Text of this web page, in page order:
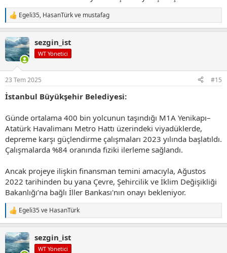
T
e
k
i
l
:
Egeli35, HasanTürkve mustafag
sezgin_ist
WT Yönetici
23 Tem 2025 #15
İstanbul Büyükşehir Belediyesi:
Günde ortalama 400 bin yolcunun taşındığı M1A Yenikapı–
Atatürk Havalimanı Metro Hattı üzerindeki viyadüklerde,
depreme karşı güçlendirme çalışmaları 2023 yılında başlatıldı.
Çalışmalarda %84 oranında fiziki ilerleme sağlandı.
Ancak projeye ilişkin finansman temini amacıyla, Ağustos
2022 tarihinden bu yana Çevre, Şehircilik ve İklim Değişikliği
Bakanlığı’na bağlı İller Bankası'nın onayı bekleniyor.
T
e
k
i
Egeli35ve HasanTürk
sezgin_ist
WT Yönetici